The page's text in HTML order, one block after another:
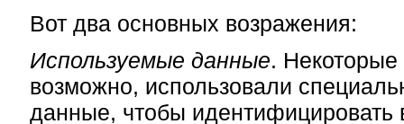
Вот два основных возражения:
Используемые данные.
возможно, использовали
данные, чтобы идентифицировать